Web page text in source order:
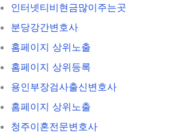
인터넷티비현금많이주는곳
분당강간변호사
홈페이지 상위노출
홈페이지 상위등록
용인부장검사출신변호사
홈페이지 상위노출
청주이혼전문변호사